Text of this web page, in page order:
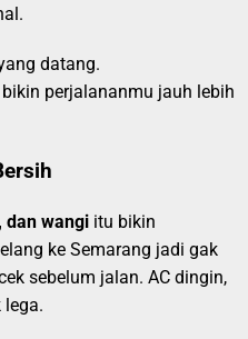
datang.
perjalananmu jauh lebih
dan wangi itu bikin
ke Semarang jadi gak
sebelum jalan. AC dingin,
lega.